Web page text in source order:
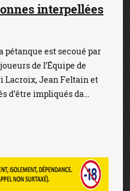
interpellées
pétanque est secoué par
de l’Équipe de
Lacroix, Jean Feltain et
d’être impliqués da...